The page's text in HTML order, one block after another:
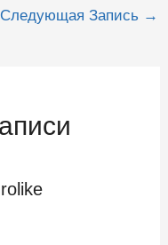
Следующая Запись →